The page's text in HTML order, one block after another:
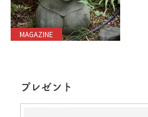
MAGAZINE
プレゼント